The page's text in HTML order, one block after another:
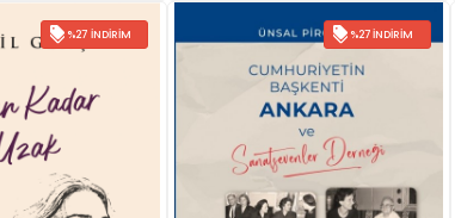
%27 İNDIRIM %27 İNDIRIM